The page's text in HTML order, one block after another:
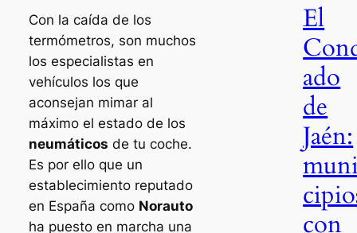
Con la caída de los
termómetros, son muchos
los especialistas en
vehículos los que
aconsejan mimar al
máximo el estado de los
neumáticos de tu coche.
Es por ello que un
establecimiento reputado
en España como Norauto
ha puesto en marcha una
El
ado
de
Jaén:
con